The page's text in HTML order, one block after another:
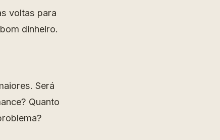
voltas para
dinheiro.
Será
Quanto